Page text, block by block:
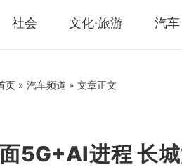
社会 文化·旅游 汽车
页 » 汽车频道 » 文章正文
5G+AI进程 长